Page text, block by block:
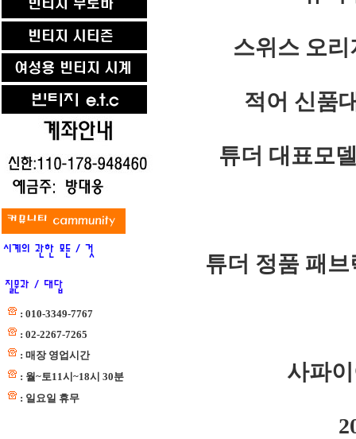
: 010-3349-7767
: 02-2267-7265
: 매장 영업시간
: 월~토11시~18시 30분
: 일요일 휴무
스위스 오
적어 신품
튜더 대표모
튜더 정품 패
사파